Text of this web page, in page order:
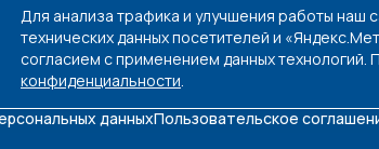
данныхПользовательское
Для анализа трафика и улучшения работы наш
технических данных посетителей и
согласием с применением данных технологий.
конфиденциальности.